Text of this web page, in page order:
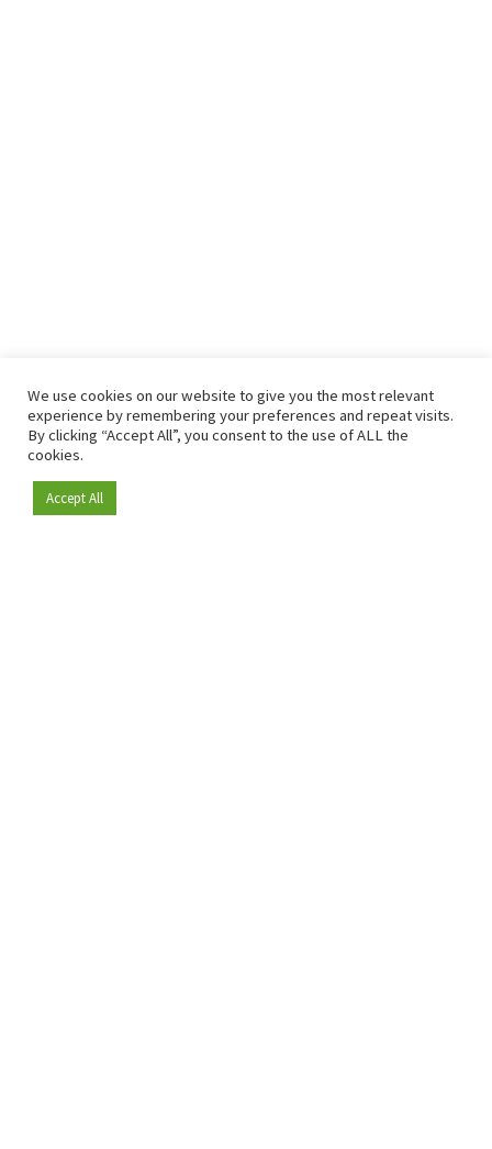
We use cookies on our website to give you the most relevant
experience by remembering your preferences and repeat visits.
By clicking “Accept All”, you consent to the use of ALL the
cookies.
Accept All